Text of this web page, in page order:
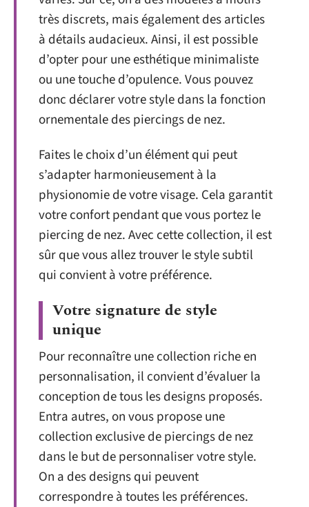
très discrets, mais également des articles
à détails audacieux. Ainsi, il est possible
d’opter pour une esthétique minimaliste
ou une touche d’opulence. Vous pouvez
donc déclarer votre style dans la fonction
ornementale des piercings de nez.
Faites le choix d’un élément qui peut
s’adapter harmonieusement à la
physionomie de votre visage. Cela garantit
votre confort pendant que vous portez le
piercing de nez. Avec cette collection, il est
sûr que vous allez trouver le style subtil
qui convient à votre préférence.
Votre signature de style
unique
Pour reconnaître une collection riche en
personnalisation, il convient d’évaluer la
conception de tous les designs proposés.
Entra autres, on vous propose une
collection exclusive de piercings de nez
dans le but de personnaliser votre style.
On a des designs qui peuvent
correspondre à toutes les préférences.